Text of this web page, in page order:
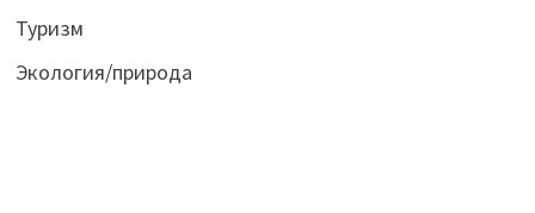
Туризм
Экология/природа